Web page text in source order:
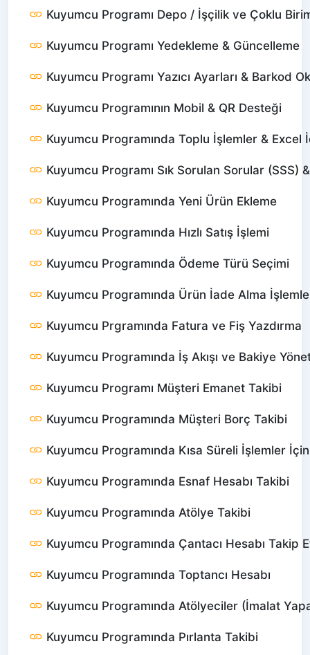
Kuyumcu Programı Depo / İşçilik ve Çoklu
Kuyumcu Programı Yedekleme & Güncelleme
Kuyumcu Programı Yazıcı Ayarları & Barkod
Kuyumcu Programının Mobil & QR Desteği
Kuyumcu Programında Toplu İşlemler & Excel
Kuyumcu Programı Sık Sorulan Sorular (SSS)
Kuyumcu Programında Yeni Ürün Ekleme
Kuyumcu Programında Hızlı Satış İşlemi
Kuyumcu Programında Ödeme Türü Seçimi
Kuyumcu Programında Ürün İade Alma
Kuyumcu Prgramında Fatura ve Fiş Yazdırma
Kuyumcu Programında İş Akışı ve Bakiye
Kuyumcu Programı Müşteri Emanet Takibi
Kuyumcu Programında Müşteri Borç Takibi
Kuyumcu Programında Kısa Süreli İşlemler
Kuyumcu Programında Esnaf Hesabı Takibi
Kuyumcu Programında Atölye Takibi
Kuyumcu Programında Çantacı Hesabı Takip
Kuyumcu Programında Toptancı Hesabı
Kuyumcu Programında Atölyeciler (İmalat
Kuyumcu Programında Pırlanta Takibi